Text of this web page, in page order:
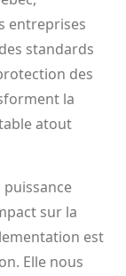
entreprises
standards
des
la
atout
puissance
sur la
est
Elle nous